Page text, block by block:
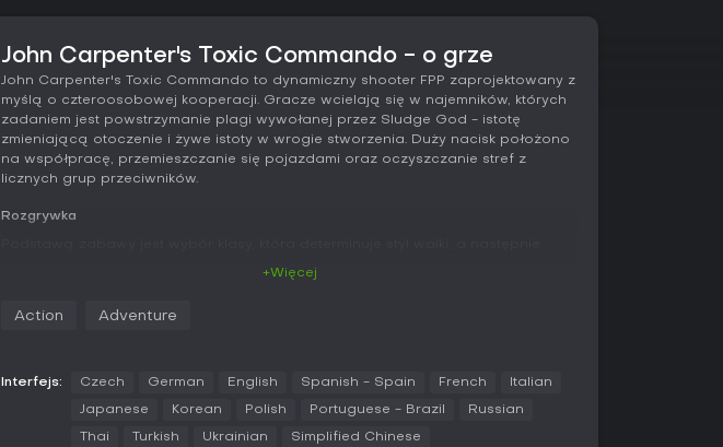
John Carpenter's Toxic Commando - o grze
John Carpenter's Toxic Commando to dynamiczny shooter FPP zaprojektowany z
myślą o czteroosobowej kooperacji. Gracze wcielają się w najemników, których
zadaniem jest powstrzymanie plagi wywołanej przez Sludge God - istotę
zmieniającą otoczenie i żywe istoty w wrogie stworzenia. Duży nacisk położono
na współpracę, przemieszczanie się pojazdami oraz oczyszczanie stref z
licznych grup przeciwników.
Rozgrywka
bronie palne, materiały wybuchowe, broń biała - w tym katany - oraz unikalne
pozycjonowaniu, oferując mechaniki typowe dla off-roadu, które pozwalają
Poprzez powtarzanie misji i stawianie czoła coraz silniejszym falom wrogów
bezpośrednią walkę ogniową z elementami koordynacji, takimi jak ratowanie
towarzyszy czy zarządzanie wspólnymi zasobami. Światy oddają klimat
+Więcej
Action Adventure
Interfejs: Czech German English Spanish - Spain French Italian
Japanese Korean Polish Portuguese - Brazil Russian
Thai Turkish Ukrainian Simplified Chinese